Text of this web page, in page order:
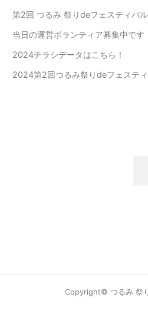
第2回 つるみ 祭りdeフェスティバ
当日の運営ボランティア募集中です
2024チラシデータはこちら！
2024第2回つるみ祭りdeフェステ
Copyright© つるみ 祭